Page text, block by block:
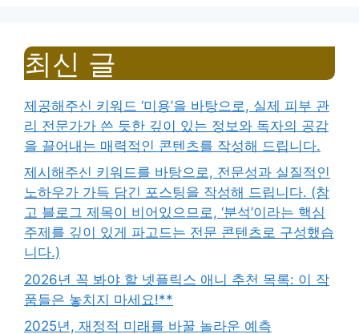
최신 글
제공해주신 키워드 ‘미용’을 바탕으로, 실제 피부 관
리 전문가가 쓴 듯한 깊이 있는 정보와 독자의 공감
을 끌어내는 매력적인 콘텐츠를 작성해 드립니다.
제시해주신 키워드를 바탕으로, 전문성과 실질적인
노하우가 가득 담긴 포스팅을 작성해 드립니다. (참
고 블로그 제목이 비어있으므로, ‘분석’이라는 핵심
주제를 깊이 있게 파고드는 전문 콘텐츠로 구성했습
니다.)
2026년 꼭 봐야 할 넷플릭스 애니 추천 목록: 이 작
품들은 놓치지 마세요!**
2025년, 재정적 미래를 바꿀 놀라운 예측